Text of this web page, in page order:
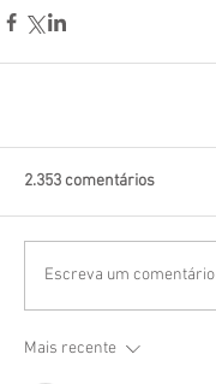
2.353 comentários
Escreva um comentário
Mais recente